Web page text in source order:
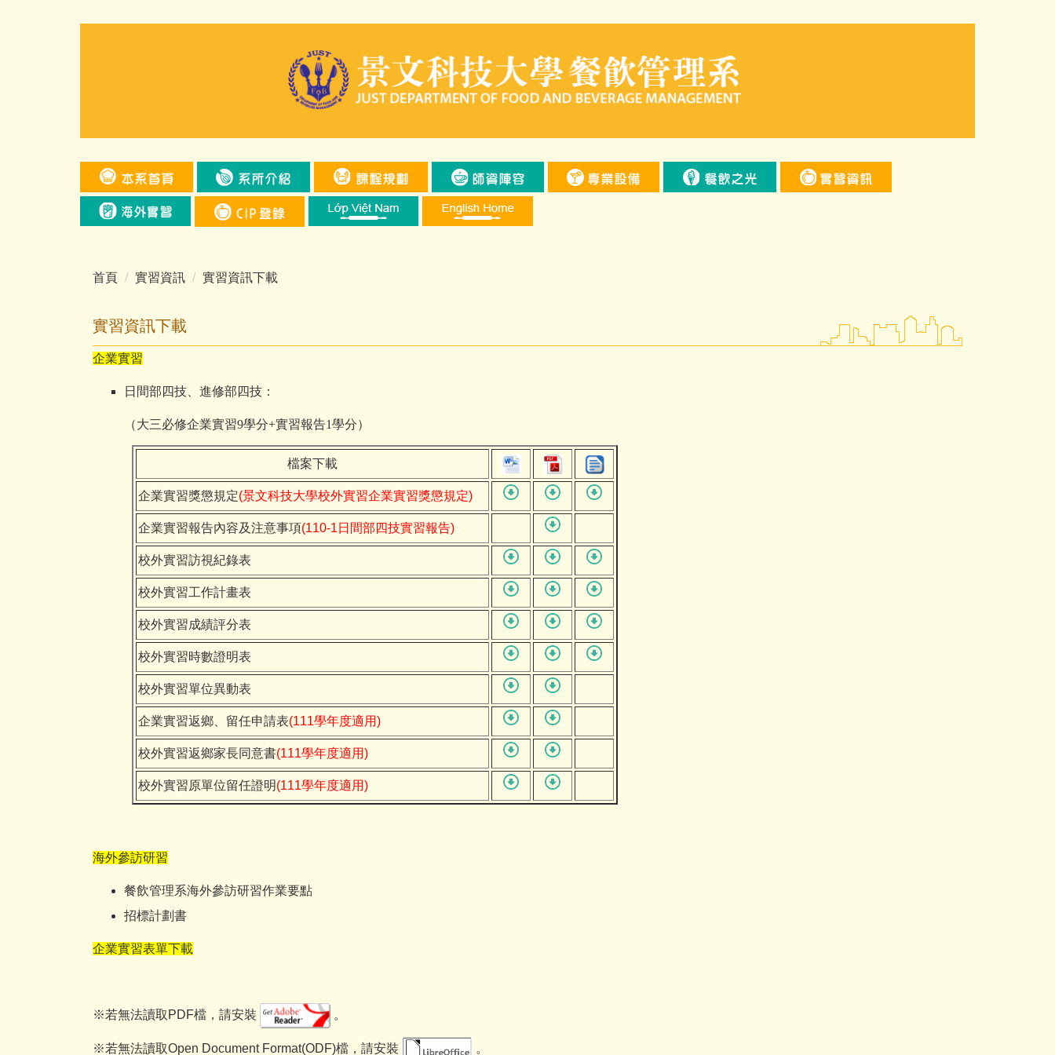
首頁 實習資訊 實習資訊下載
實習資訊下載
企業實習
日間部四技、進修部四技：
（大三必修企業實習9學分+實習報告1學分）
檔案下載
企業實習獎懲規定(景文科技大學校外實習企業實習獎懲規定)
企業實習報告內容及注意事項(110-1日間部四技實習報告)
校外實習訪視紀錄表
校外實習工作計畫表
校外實習成績評分表
校外實習時數證明表
校外實習單位異動表
企業實習返鄉、留任申請表(111學年度適用)
校外實習返鄉家長同意書(111學年度適用)
校外實習原單位留任證明(111學年度適用)
海外參訪研習
餐飲管理系海外參訪研習作業要點
招標計劃書
企業實習表單下載
※若無法讀取PDF檔，請安裝 。
※若無法讀取Open Document Format(ODF)檔，請安裝 。